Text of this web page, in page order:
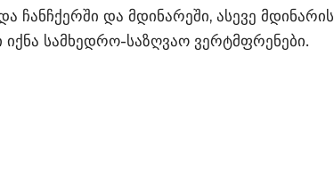
ჩანჩქერში და მდინარეში, ასევე მდინარის
იქნა სამხედრო-საზღვაო ვერტმფრენები.